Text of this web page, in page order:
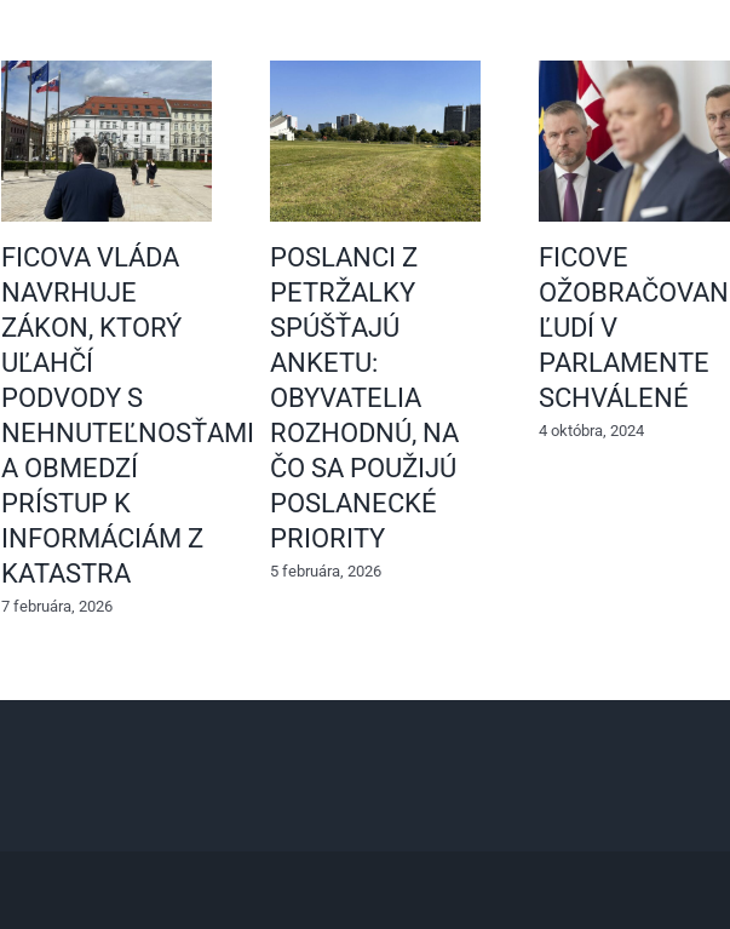
FICOVA VLÁDA
NAVRHUJE
ZÁKON, KTORÝ
UĽAHČÍ
PODVODY S
NEHNUTEĽNOSŤAMI
A OBMEDZÍ
PRÍSTUP K
INFORMÁCIÁM Z
KATASTRA
7 februára, 2026
POSLANCI Z
PETRŽALKY
SPÚŠŤAJÚ
ANKETU:
OBYVATELIA
ROZHODNÚ, NA
ČO SA POUŽIJÚ
POSLANECKÉ
PRIORITY
5 februára, 2026
FICOVE
ĽUDÍ V
PARLAMENTE
SCHVÁLENÉ
4 októbra, 2024